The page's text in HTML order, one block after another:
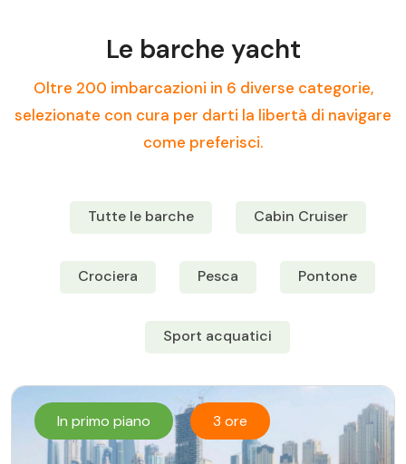
Le barche yacht
Oltre 200 imbarcazioni in 6 diverse categorie,
selezionate con cura per darti la libertà di navigare
come preferisci.
Tutte le barche Cabin Cruiser
Crociera Pesca Pontone
Sport acquatici
In primo piano 3 ore